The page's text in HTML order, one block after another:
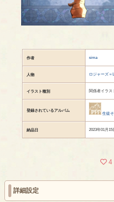
作者 sima
人物 ロジャーズ＝
イラスト種別 関係者イラス
登録されているアルバム
生徒
納品日 2023年01月15
4
詳細設定